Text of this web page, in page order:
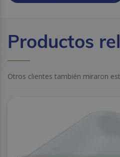
Productos
Otros clientes también miraron